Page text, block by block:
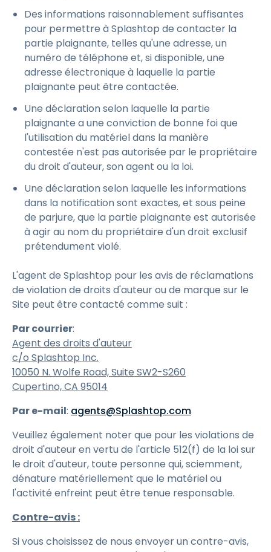
Des informations raisonnablement suffisantes
pour permettre à Splashtop de contacter la
partie plaignante, telles qu'une adresse, un
numéro de téléphone et, si disponible, une
adresse électronique à laquelle la partie
plaignante peut être contactée.
Une déclaration selon laquelle la partie
plaignante a une conviction de bonne foi que
l'utilisation du matériel dans la manière
contestée n'est pas autorisée par le propriétaire
du droit d'auteur, son agent ou la loi.
Une déclaration selon laquelle les informations
dans la notification sont exactes, et sous peine
de parjure, que la partie plaignante est autorisée
à agir au nom du propriétaire d'un droit exclusif
prétendument violé.
L'agent de Splashtop pour les avis de réclamations
de violation de droits d'auteur ou de marque sur le
Site peut être contacté comme suit :
Par courrier:
Agent des droits d'auteur
c/o Splashtop Inc.
10050 N. Wolfe Road, Suite SW2-S260
Cupertino, CA 95014
Par e-mail: agents@Splashtop.com
Veuillez également noter que pour les violations de
droit d'auteur en vertu de l'article 512(f) de la loi sur
le droit d'auteur, toute personne qui, sciemment,
dénature matériellement que le matériel ou
l'activité enfreint peut être tenue responsable.
Contre-avis :
Si vous choisissez de nous envoyer un contre-avis,